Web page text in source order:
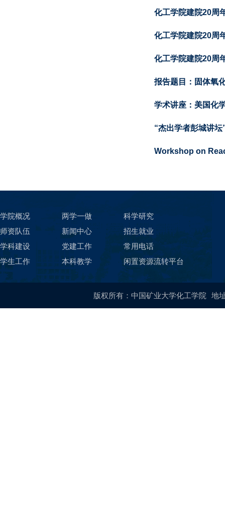
化工学院建院20周
化工学院建院20周
化工学院建院20周
报告题目：固体氧
学术讲座：美国化
“杰出学者彭城讲
Workshop on
学院概况 两学一做
科学研究
师资队伍
新闻中心
招生就业
学科建设
党建工作
常用电话
学生工作
本科教学 闲置资源流转平台
版权所有：中国矿业大学化工学院 地